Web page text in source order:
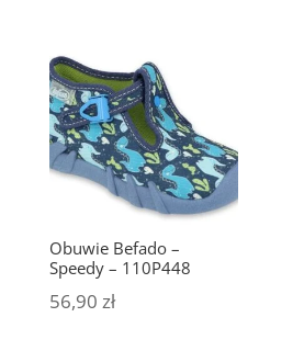
Obuwie Befado –
Speedy – 110P448
56,90 zł